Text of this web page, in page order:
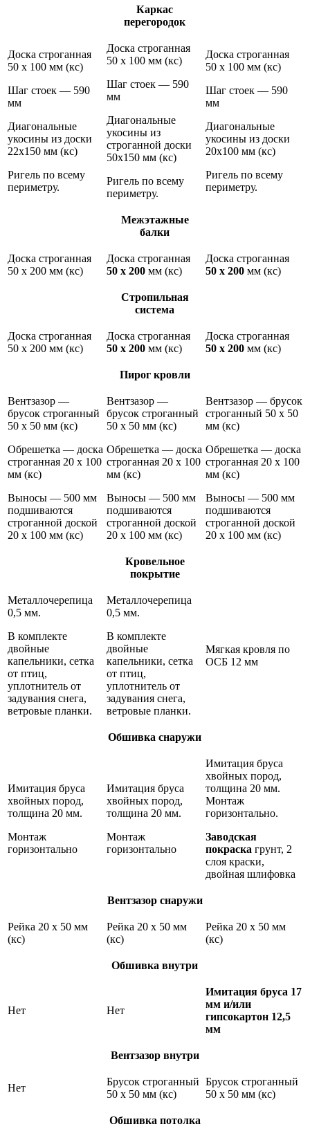
Каркас
перегородок
Доска строганная
50 х 100 мм (кс)
Шаг стоек — 590
мм
Диагональные
укосины из доски
22х150 мм (кс)
Ригель по всему
периметру.
Доска строганная
50 х 100 мм (кс)
Шаг стоек — 590
мм
Диагональные
укосины из
строганной доски
50х150 мм (кс)
Ригель по всему
периметру.
Доска строганная
50 х 100 мм (кс)
Шаг стоек — 590
мм
Диагональные
укосины из доски
20х100 мм (кс)
Ригель по всему
периметру.
Межэтажные
балки
Доска строганная
50 х 200 мм (кс)
Доска строганная
50 х 200 мм (кс)
Доска строганная
50 х 200 мм (кс)
Стропильная
система
Доска строганная
50 х 200 мм (кс)
Доска строганная
50 х 200 мм (кс)
Доска строганная
50 х 200 мм (кс)
Пирог кровли
Вентзазор —
брусок строганный
50 х 50 мм (кс)
Обрешетка — доска
строганная 20 х 100
мм (кс)
Выносы — 500 мм
подшиваются
строганной доской
20 х 100 мм (кс)
Вентзазор —
брусок строганный
50 х 50 мм (кс)
Обрешетка — доска
строганная 20 х 100
мм (кс)
Выносы — 500 мм
подшиваются
строганной доской
20 х 100 мм (кс)
Вентзазор — брусок
строганный 50 х 50
мм (кс)
Обрешетка — доска
строганная 20 х 100
мм (кс)
Выносы — 500 мм
подшиваются
строганной доской
20 х 100 мм (кс)
Кровельное
покрытие
Металлочерепица
0,5 мм.
В комплекте
двойные
капельники, сетка
от птиц,
уплотнитель от
задувания снега,
ветровые планки.
Металлочерепица
0,5 мм.
В комплекте
двойные
капельники, сетка
от птиц,
уплотнитель от
задувания снега,
ветровые планки.
Мягкая кровля по
ОСБ 12 мм
Обшивка снаружи
Имитация бруса
хвойных пород,
толщина 20 мм.
Монтаж
горизонтально
Имитация бруса
хвойных пород,
толщина 20 мм.
Монтаж
горизонтально
Имитация бруса
хвойных пород,
толщина 20 мм.
Монтаж
горизонтально.
Заводская
покраска грунт, 2
слоя краски,
двойная шлифовка
Вентзазор снаружи
Рейка 20 х 50 мм
(кс)
Рейка 20 х 50 мм
(кс)
Рейка 20 х 50 мм
(кс)
Обшивка внутри
Нет Нет
Имитация бруса 17
мм и/или
гипсокартон 12,5
мм
Вентзазор внутри
Нет
Брусок строганный
50 х 50 мм (кс)
Брусок строганный
50 х 50 мм (кс)
Обшивка потолка